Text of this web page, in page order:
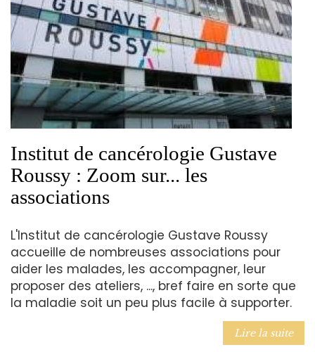
Institut de cancérologie Gustave
Roussy : Zoom sur... les
associations
L'Institut de cancérologie Gustave Roussy
accueille de nombreuses associations pour
aider les malades, les accompagner, leur
proposer des ateliers, ..., bref faire en sorte que
la maladie soit un peu plus facile à supporter.
Lire la suite